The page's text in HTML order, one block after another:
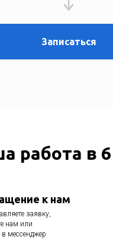
Записаться
работа в
к нам
заявку,
нам или
в мессенджер